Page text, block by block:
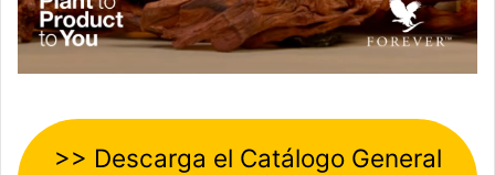
>> Descarga el Catálogo General